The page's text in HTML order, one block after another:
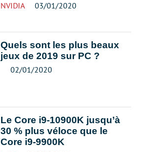
NVIDIA 03/01/2020
Quels sont les plus beaux
jeux de 2019 sur PC ?
02/01/2020
Le Core i9-10900K jusqu’à
30 % plus véloce que le
Core i9-9900K